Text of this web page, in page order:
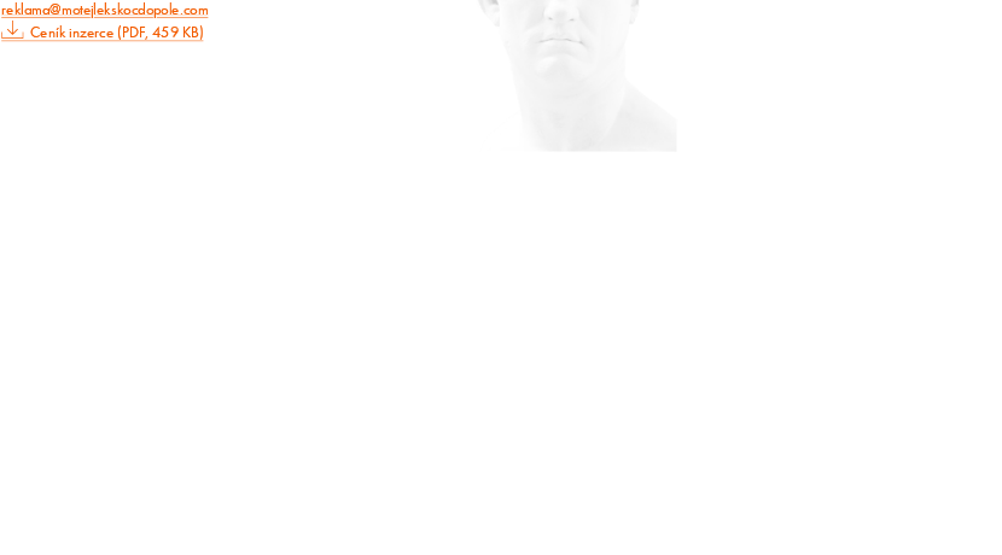
reklama@motejlekskocdopole.com
Ceník inzerce (PDF, 459 KB)